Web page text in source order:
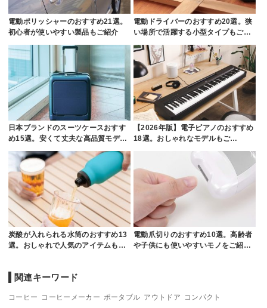
電動ポリッシャーのおすすめ21選。
初心者が使いやすい製品もご紹介
電動ドライバーのおすすめ20選。狭
い場所で活躍する小型タイプもご…
日本ブランドのスーツケースおすす
め15選。安くて丈夫な高品質モデ…
【2026年版】電子ピアノのおすすめ
18選。おしゃれなモデルもご…
炭酸が入れられる水筒のおすすめ13
選。おしゃれで人気のアイテムも…
電動爪切りのおすすめ10選。高齢者
や子供にも使いやすいモノをご紹…
関連キーワード
コーヒー コーヒーメーカー ポータブル アウトドア
コンパクト